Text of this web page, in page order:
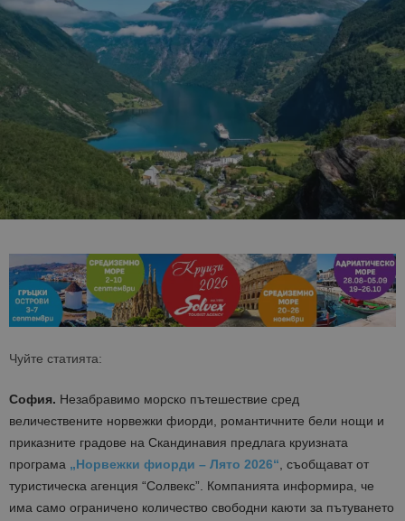
Чуйте статията:
София. Незабравимо морско пътешествие сред
величествените норвежки фиорди, романтичните бели нощи и
приказните градове на Скандинавия предлага круизната
програма „Норвежки фиорди – Лято 2026“, съобщават от
туристическа агенция “Солвекс”. Компанията информира, че
има само ограничено количество свободни каюти за пътуването